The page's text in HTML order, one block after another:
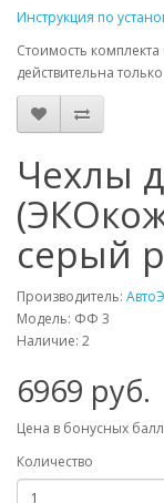
Инструкция по
Стоимость
действительна
Чехлы
серый
Производитель:
Модель: ФФ 3
Наличие: 2
6969 руб.
Цена в бонусных
Количество